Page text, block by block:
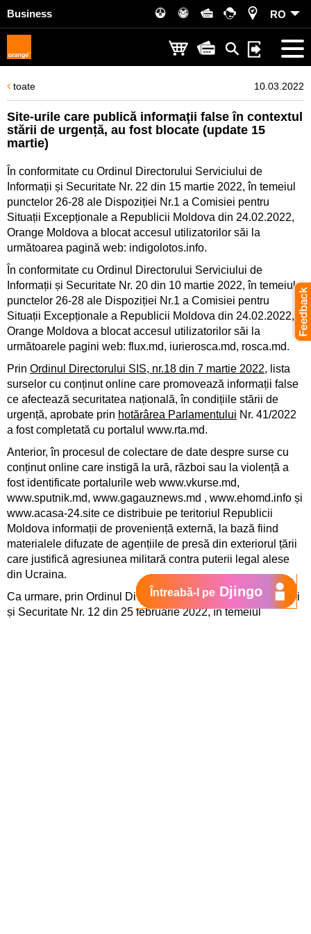
Business RO
toate 10.03.2022
Site-urile care publică informaţii false în contextul
stării de urgență, au fost blocate (update 15
martie)
În conformitate cu Ordinul Directorului Serviciului de
Informații și Securitate Nr. 22 din 15 martie 2022, în temeiul
punctelor 26-28 ale Dispoziției Nr.1 a Comisiei pentru
Situații Excepționale a Republicii Moldova din 24.02.2022,
Orange Moldova a blocat accesul utilizatorilor săi la
următoarea pagină web: indigolotos.info.
În conformitate cu Ordinul Directorului Serviciului de
Informații și Securitate Nr. 20 din 10 martie 2022, în temeiul
punctelor 26-28 ale Dispoziției Nr.1 a Comisiei pentru
Situații Excepționale a Republicii Moldova din 24.02.2022,
Orange Moldova a blocat accesul utilizatorilor săi la
următoarele pagini web: flux.md, iurierosca.md, rosca.md.
Prin Ordinul Directorului SIS, nr.18 din 7 martie 2022, lista
surselor cu conținut online care promovează informații false
ce afectează securitatea națională, în condițiile stării de
urgență, aprobate prin hotărârea Parlamentului Nr. 41/2022
a fost completată cu portalul www.rta.md.
Anterior, în procesul de colectare de date despre surse cu
conținut online care instigă la ură, război sau la violență a
fost identificate portalurile web www.vkurse.md,
www.sputnik.md, www.gagauznews.md , www.ehomd.info și
www.acasa-24.site ce distribuie pe teritoriul Republicii
Moldova informații de proveniență externă, la bază fiind
materialele difuzate de agențiile de presă din exteriorul țării
care justifică agresiunea militară contra puterii legal alese
din Ucraina.
Ca urmare, prin Ordinul Directorului Serviciului de Informații
și Securitate Nr. 12 din 25 februarie 2022, în temeiul
Întreabă-l pe Djingo